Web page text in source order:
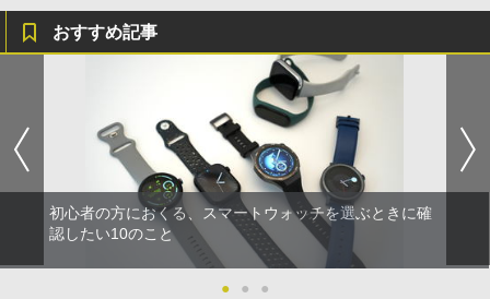
おすすめ記事
初心者の方におくる、スマートウォッチを選ぶときに確
認したい10のこと
● ● ●